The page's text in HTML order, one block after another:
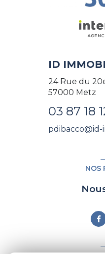
ID
24 Rue du
57000 Metz
03 87 18
NOS